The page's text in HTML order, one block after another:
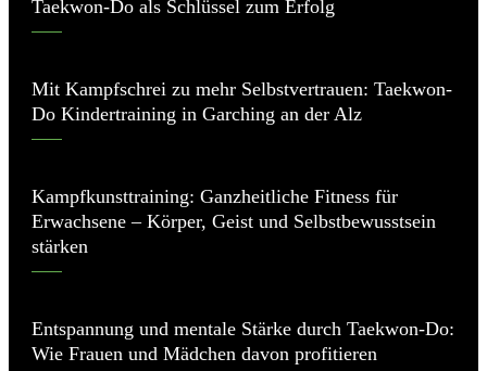
Taekwon-Do als Schlüssel zum Erfolg
Mit Kampfschrei zu mehr Selbstvertrauen: Taekwon-
Do Kindertraining in Garching an der Alz
Kampfkunsttraining: Ganzheitliche Fitness für
Erwachsene – Körper, Geist und Selbstbewusstsein
stärken
Entspannung und mentale Stärke durch Taekwon-Do:
Wie Frauen und Mädchen davon profitieren